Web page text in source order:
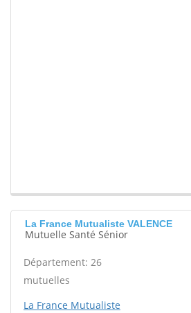
La France Mutualiste VALENCE
Mutuelle Santé Sénior
Département: 26
mutuelles
La France Mutualiste